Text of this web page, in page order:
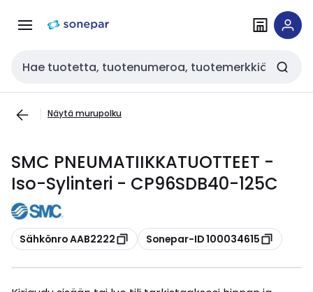
navigointiinsisältöön
Haku
Näytä murupolku
SMC PNEUMATIIKKATUOTTEET -
Iso-Sylinteri - CP96SDB40-125C
Kopioi
Sähkönro AAB2222 Kopioi
Sonepar-ID 100034615